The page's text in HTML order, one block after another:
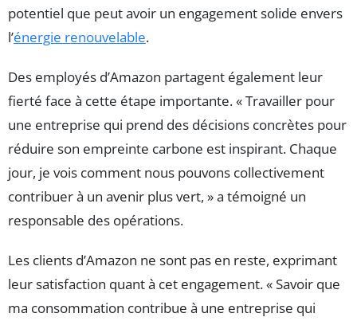
potentiel que peut avoir un engagement solide envers
l’énergie renouvelable.
Des employés d’Amazon partagent également leur
fierté face à cette étape importante. « Travailler pour
une entreprise qui prend des décisions concrètes pour
réduire son empreinte carbone est inspirant. Chaque
jour, je vois comment nous pouvons collectivement
contribuer à un avenir plus vert, » a témoigné un
responsable des opérations.
Les clients d’Amazon ne sont pas en reste, exprimant
leur satisfaction quant à cet engagement. « Savoir que
ma consommation contribue à une entreprise qui